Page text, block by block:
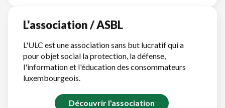
L'association / ASBL
L'ULC est une association sans but lucratif qui a
pour objet social la protection, la défense,
l'information et l'éducation des consommateurs
luxembourgeois.
Découvrir l'association